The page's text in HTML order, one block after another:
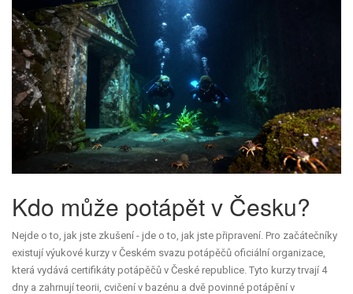
Kdo může potápět v Česku?
Nejde o to, jak jste zkušení - jde o to, jak jste připravení. Pro začátečníky
existují výukové kurzy v Českém svazu potápěčů oficiální organizace,
která vydává certifikáty potápěčů v České republice . Tyto kurzy trvají 4
dny a zahrnují teorii, cvičení v bazénu a dvě povinné potápění v